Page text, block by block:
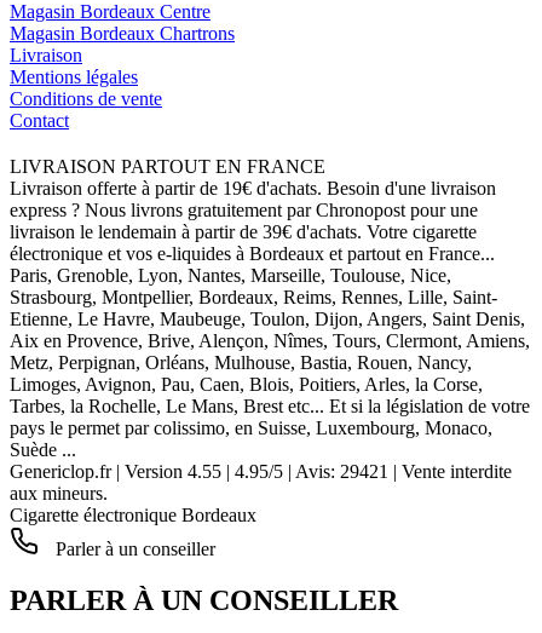
Magasin Bordeaux Centre
Magasin Bordeaux Chartrons
Livraison
Mentions légales
Conditions de vente
Contact
LIVRAISON PARTOUT EN FRANCE
Livraison offerte à partir de 19€ d'achats. Besoin d'une livraison
express ? Nous livrons gratuitement par Chronopost pour une
livraison le lendemain à partir de 39€ d'achats. Votre cigarette
électronique et vos e-liquides à Bordeaux et partout en France...
Paris, Grenoble, Lyon, Nantes, Marseille, Toulouse, Nice,
Strasbourg, Montpellier, Bordeaux, Reims, Rennes, Lille, Saint-
Etienne, Le Havre, Maubeuge, Toulon, Dijon, Angers, Saint Denis,
Aix en Provence, Brive, Alençon, Nîmes, Tours, Clermont, Amiens,
Metz, Perpignan, Orléans, Mulhouse, Bastia, Rouen, Nancy,
Limoges, Avignon, Pau, Caen, Blois, Poitiers, Arles, la Corse,
Tarbes, la Rochelle, Le Mans, Brest etc... Et si la législation de votre
pays le permet par colissimo, en Suisse, Luxembourg, Monaco,
Suède ...
Genericlop.fr| Version 4.55 | 4.95/5 | Avis: 29421 | Vente interdite
aux mineurs.
Cigarette électronique Bordeaux
Parler à un conseiller
PARLER À UN CONSEILLER